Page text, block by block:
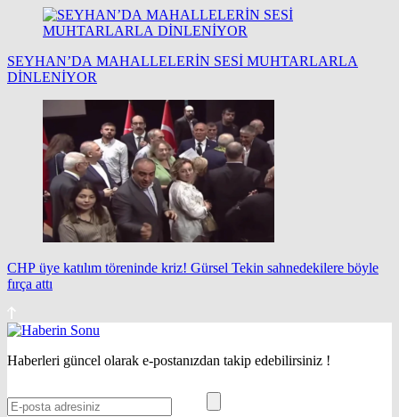
SEYHAN’DA MAHALLELERİN SESİ MUHTARLARLA
DİNLENİYOR
CHP üye katılım töreninde kriz! Gürsel Tekin sahnedekilere böyle
fırça attı
Haberleri güncel olarak e-postanızdan takip edebilirsiniz !